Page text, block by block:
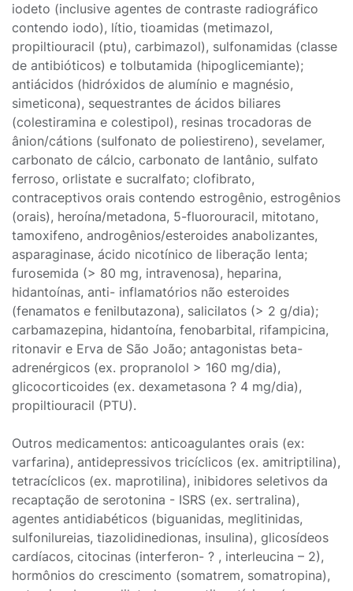
iodeto (inclusive agentes de contraste radiográfico
contendo iodo), lítio, tioamidas (metimazol,
propiltiouracil (ptu), carbimazol), sulfonamidas (classe
de antibióticos) e tolbutamida (hipoglicemiante);
antiácidos (hidróxidos de alumínio e magnésio,
simeticona), sequestrantes de ácidos biliares
(colestiramina e colestipol), resinas trocadoras de
ânion/cátions (sulfonato de poliestireno), sevelamer,
carbonato de cálcio, carbonato de lantânio, sulfato
ferroso, orlistate e sucralfato; clofibrato,
contraceptivos orais contendo estrogênio, estrogênios
(orais), heroína/metadona, 5-fluorouracil, mitotano,
tamoxifeno, androgênios/esteroides anabolizantes,
asparaginase, ácido nicotínico de liberação lenta;
furosemida (> 80 mg, intravenosa), heparina,
hidantoínas, anti- inflamatórios não esteroides
(fenamatos e fenilbutazona), salicilatos (> 2 g/dia);
carbamazepina, hidantoína, fenobarbital, rifampicina,
ritonavir e Erva de São João; antagonistas beta-
adrenérgicos (ex. propranolol > 160 mg/dia),
glicocorticoides (ex. dexametasona ? 4 mg/dia),
propiltiouracil (PTU).
Outros medicamentos: anticoagulantes orais (ex:
varfarina), antidepressivos tricíclicos (ex. amitriptilina),
tetracíclicos (ex. maprotilina), inibidores seletivos da
recaptação de serotonina - ISRS (ex. sertralina),
agentes antidiabéticos (biguanidas, meglitinidas,
sulfonilureias, tiazolidinedionas, insulina), glicosídeos
cardíacos, citocinas (interferon- ? , interleucina – 2),
hormônios do crescimento (somatrem, somatropina),